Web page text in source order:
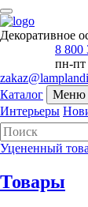
Декоративное
8 800
пн-пт
Каталог
Меню
Интерьеры
Уцененный
Товары